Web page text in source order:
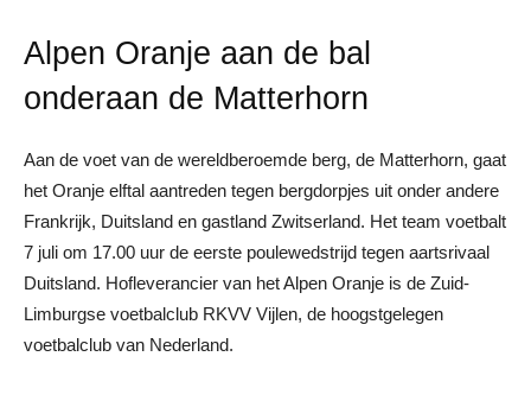
Alpen Oranje aan de bal
onderaan de Matterhorn
Aan de voet van de wereldberoemde berg, de Matterhorn, gaat
het Oranje elftal aantreden tegen bergdorpjes uit onder andere
Frankrijk, Duitsland en gastland Zwitserland. Het team voetbalt
7 juli om 17.00 uur de eerste poulewedstrijd tegen aartsrivaal
Duitsland. Hofleverancier van het Alpen Oranje is de Zuid-
Limburgse voetbalclub RKVV Vijlen, de hoogstgelegen
voetbalclub van Nederland.